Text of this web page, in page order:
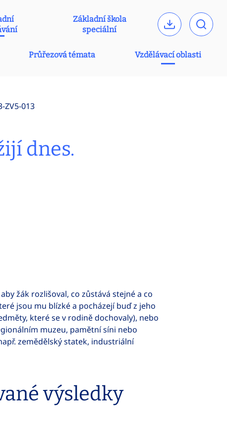
Základní škola
speciální
Průřezová témata Vzdělávací oblasti
ZV5-013
dnes.
žák rozlišoval, co zůstává stejné a co
jsou mu blízké a pocházejí buď z jeho
které se v rodině dochovaly), nebo
muzeu, pamětní síni nebo
zemědělský statek, industriální
výsledky